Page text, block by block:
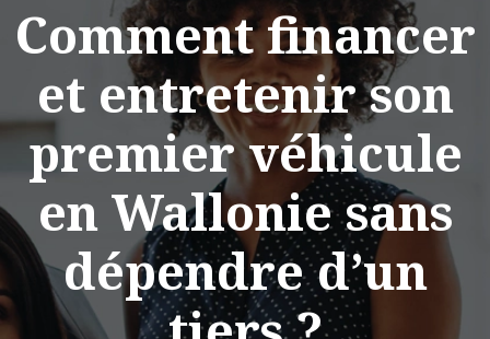
Comment financer
et entretenir son
premier véhicule
en Wallonie sans
dépendre d’un